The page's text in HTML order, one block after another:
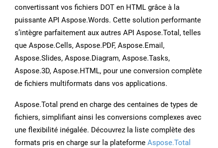
convertissant vos fichiers DOT en HTML grâce à la
puissante API Aspose.Words. Cette solution performante
s’intègre parfaitement aux autres API Aspose.Total, telles
que Aspose.Cells, Aspose.PDF, Aspose.Email,
Aspose.Slides, Aspose.Diagram, Aspose.Tasks,
Aspose.3D, Aspose.HTML, pour une conversion complète
de fichiers multiformats dans vos applications.
Aspose.Total prend en charge des centaines de types de
fichiers, simplifiant ainsi les conversions complexes avec
une flexibilité inégalée. Découvrez la liste complète des
formats pris en charge sur la plateforme Aspose.Total